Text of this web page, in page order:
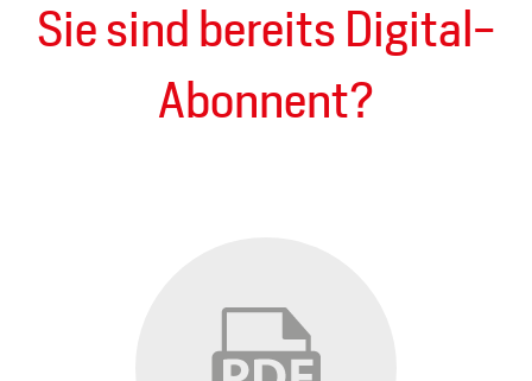
Sie sind bereits Digital-
Abonnent?